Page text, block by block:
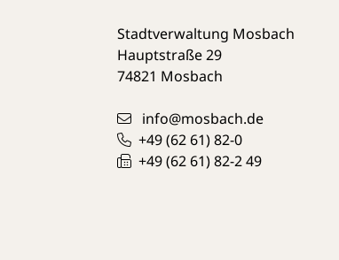
Stadtverwaltung Mosbach
Hauptstraße 29
74821 Mosbach
info@mosbach.de
+49 (6261) 82-0
+49 (6261) 82-249